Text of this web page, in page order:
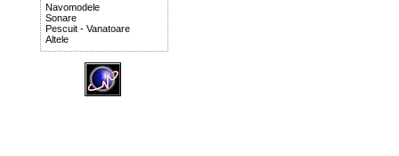
Navomodele
Sonare
Pescuit - Vanatoare
Altele